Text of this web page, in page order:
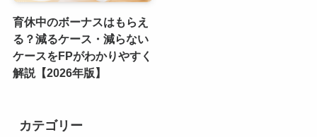
育休中のボーナスはもらえ
る？減るケース・減らない
ケースをFPがわかりやすく
解説【2026年版】
カテゴリー